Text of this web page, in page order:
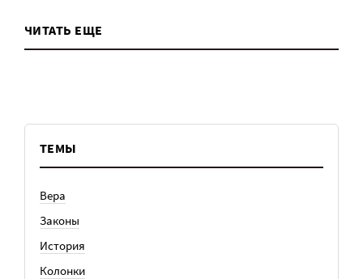
ЧИТАТЬ ЕЩЕ
ТЕМЫ
Вера
Законы
История
Колонки